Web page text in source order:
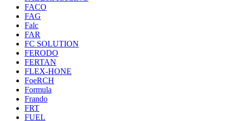
FACO
FAG
Falc
FAR
FC SOLUTION
FERODO
FERTAN
FLEX-HONE
FoeRCH
Formula
Frando
FRT
FUEL